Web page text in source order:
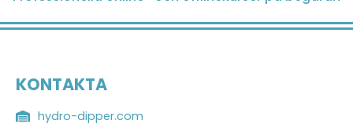
KONTAKTA
hydro-dipper.com